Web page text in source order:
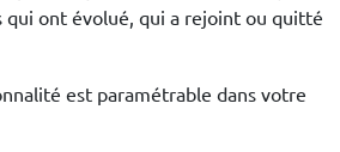
qui ont évolué, qui a rejoint ou quitté
est paramétrable dans votre